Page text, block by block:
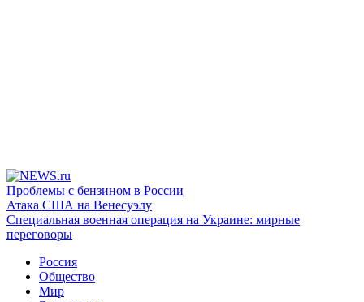
Проблемы с бензином в России
Атака США на Венесуэлу
Специальная военная операция на Украине: мирные
переговоры
Россия
Общество
Мир